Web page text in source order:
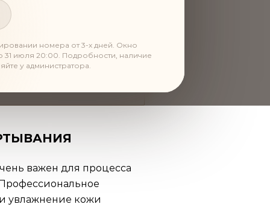
номера от 3-х дней. Окно
июля 20:00. Подробности, наличие
у администратора.
Физио/водные процедуры
Генетические тесты
важен для процесса
увлажнение кожи